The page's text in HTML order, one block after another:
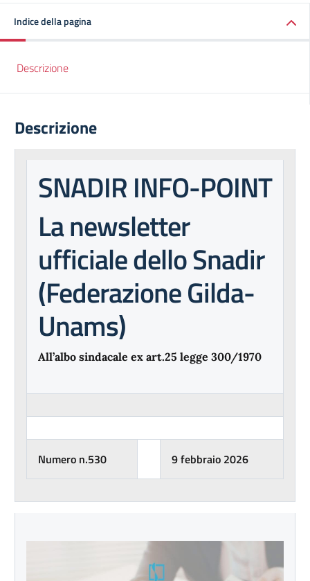
Indice della pagina
Descrizione
Descrizione
SNADIR INFO-POINT
La newsletter
ufficiale dello Snadir
(Federazione Gilda-
Unams)
All’albo sindacale ex art.25 legge 300/1970
Numero n.530 9 febbraio 2026